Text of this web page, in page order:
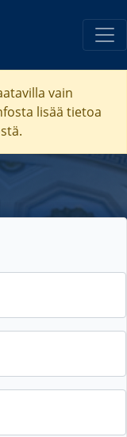
vain
lisää tietoa